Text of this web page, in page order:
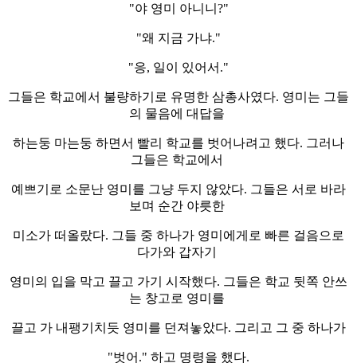
"야 영미 아니니?"
"왜 지금 가냐."
"응, 일이 있어서."
그들은 학교에서 불량하기로 유명한 삼총사였다. 영미는 그들
의 물음에 대답을
하는둥 마는둥 하면서 빨리 학교를 벗어나려고 했다. 그러나
그들은 학교에서
예쁘기로 소문난 영미를 그냥 두지 않았다. 그들은 서로 바라
보며 순간 야릇한
미소가 떠올랐다. 그들 중 하나가 영미에게로 빠른 걸음으로
다가와 갑자기
영미의 입을 막고 끌고 가기 시작했다. 그들은 학교 뒷쪽 안쓰
는 창고로 영미를
끌고 가 내팽기치듯 영미를 던져놓았다. 그리고 그 중 하나가
"벗어." 하고 명령을 했다.